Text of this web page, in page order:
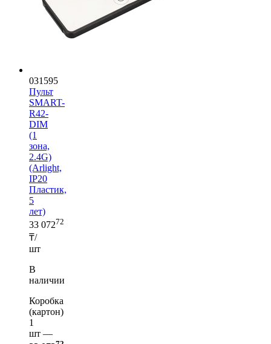
031595
Пульт
SMART-
R42-
DIM
(1
зона,
2.4G)
(Arlight,
IP20
Пластик,
5
лет)
33 07272
₸/
шт
В
наличии
Коробка
(картон)
1
шт —